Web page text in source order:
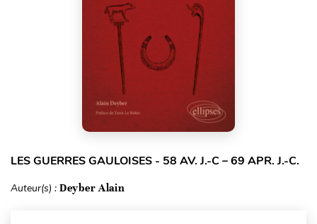
LES GUERRES GAULOISES - 58 AV. J.-C – 69 APR. J.-C.
Auteur(s) : Deyber Alain